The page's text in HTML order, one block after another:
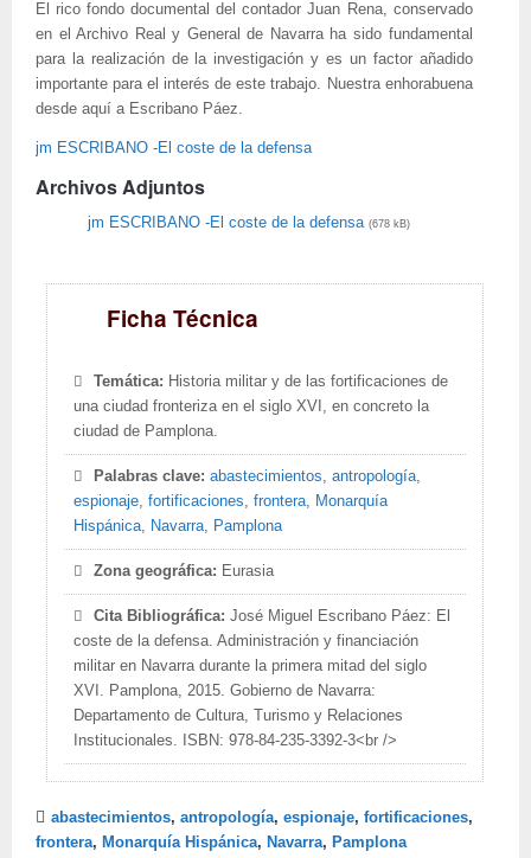
El rico fondo documental del contador Juan Rena, conservado
en el Archivo Real y General de Navarra ha sido fundamental
para la realización de la investigación y es un factor añadido
importante para el interés de este trabajo. Nuestra enhorabuena
desde aquí a Escribano Páez.
jm ESCRIBANO -El coste de la defensa
Archivos Adjuntos
jm ESCRIBANO -El coste de la defensa (678 kB)
Ficha Técnica
Temática: Historia militar y de las fortificaciones de
una ciudad fronteriza en el siglo XVI, en concreto la
ciudad de Pamplona.
Palabras clave: abastecimientos,antropología,
espionaje,fortificaciones,frontera, Monarquía
Hispánica, Navarra, Pamplona
Zona geográfica: Eurasia
Cita Bibliográfica: José Miguel Escribano Páez: El
coste de la defensa. Administración y financiación
militar en Navarra durante la primera mitad del siglo
XVI. Pamplona, 2015. Gobierno de Navarra:
Departamento de Cultura, Turismo y Relaciones
Institucionales. ISBN: 978-84-235-3392-3<br />
abastecimientos, antropología, espionaje, fortificaciones,
frontera, Monarquía Hispánica, Navarra, Pamplona